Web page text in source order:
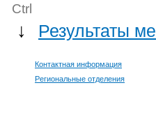
Ctrl
↓ Результаты
Контактная информация
Региональные отделения